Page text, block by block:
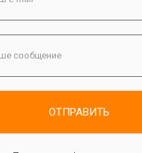
ОТПРАВИТЬ